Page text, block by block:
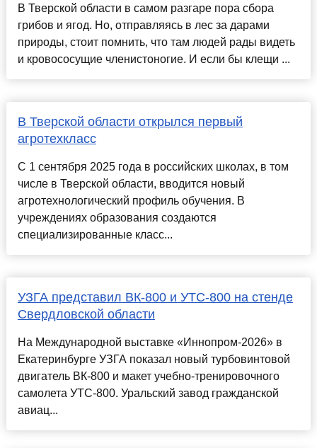
В Тверской области в самом разгаре пора сбора
грибов и ягод. Но, отправляясь в лес за дарами
природы, стоит помнить, что там людей рады видеть
и кровососущие членистоногие. И если бы клещи ...
В Тверской области открылся первый
агротехкласс
С 1 сентября 2025 года в российских школах, в том
числе в Тверской области, вводится новый
агротехнологический профиль обучения. В
учреждениях образования создаются
специализированные класс...
УЗГА представил ВК-800 и УТС-800 на стенде
Свердловской области
На Международной выставке «Иннопром-2026» в
Екатеринбурге УЗГА показал новый турбовинтовой
двигатель ВК-800 и макет учебно-тренировочного
самолета УТС-800. Уральский завод гражданской
авиац...